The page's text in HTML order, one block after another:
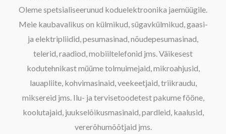
Oleme spetsialiseerunud koduelektroonika jaemüügile.
Meie kaubavalikus on külmikud, sügavkülmikud, gaasi-
ja elektripliidid, pesumasinad, nõudepesumasinad,
telerid, raadiod, mobiiltelefonid jms. Väikesest
kodutehnikast müüme tolmuimejaid, mikroahjusid,
lauapliite, kohvimasinaid, veekeetjaid, triikraudu,
miksereid jms. Ilu- ja tervisetoodetest pakume fööne,
koolutajaid, juukselõikusmasinaid, pardleid, kaalusid,
vererõhumõõtjaid jms.